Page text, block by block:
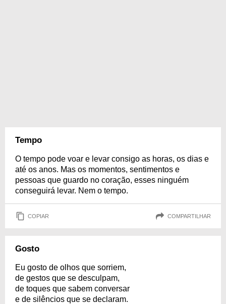
Tempo
O tempo pode voar e levar consigo as horas, os dias e
até os anos. Mas os momentos, sentimentos e
pessoas que guardo no coração, esses ninguém
conseguirá levar. Nem o tempo.
COPIAR COMPARTILHAR
Gosto
Eu gosto de olhos que sorriem,
de gestos que se desculpam,
de toques que sabem conversar
e de silêncios que se declaram.